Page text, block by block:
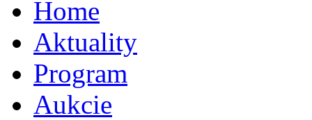
Home
Aktuality
Program
Aukcie